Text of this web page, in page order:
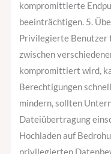
kompromittierte
beeinträchtigen. 5.
Privilegierte Benutzer
zwischen
kompromittiert wird,
Berechtigungen
mindern, sollten
Dateiübertragung
Hochladen auf